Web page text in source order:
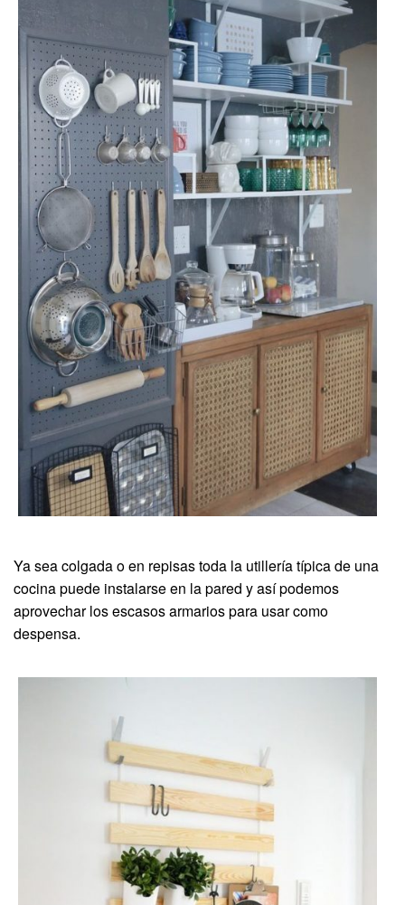
Ya sea colgada o en repisas toda la utillería típica de una
cocina puede instalarse en la pared y así podemos
aprovechar los escasos armarios para usar como
despensa.